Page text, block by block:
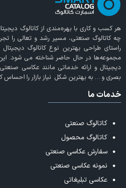
هر کسب و کاری با بهره‌مندی ازکاتالوگ
چه کاتالوگ صنعتی، مسیر رشد و تعالی را
راستای طراحی بهترین نوع کاتالوگ
مجموعه‌ها در حال حاضر شناخته می‌ شود.
دیجیتال و ارائه خدماتی مانند عکاسی
بصری و … به بهترین شکل نیاز بازار را احساس
خدمات ما
کاتالوگ صنعتی
کاتالوگ محصول
سفارش عکاسی صنعتی
نمونه عکاسی صنعتی
عکاسی تبلیغاتی